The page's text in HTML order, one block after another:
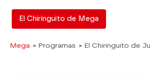
El Chiringuito de Mega
Mega » Programas » El Chiringuito de